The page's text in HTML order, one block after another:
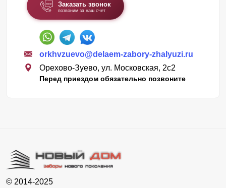
Заказать звонок
позвоним за наш счет
orkhvzuevo@delaem-zabory-zhalyuzi.ru
Орехово-Зуево, ул. Московская, 2с2
Перед приездом обязательно позвоните
© 2014-2025